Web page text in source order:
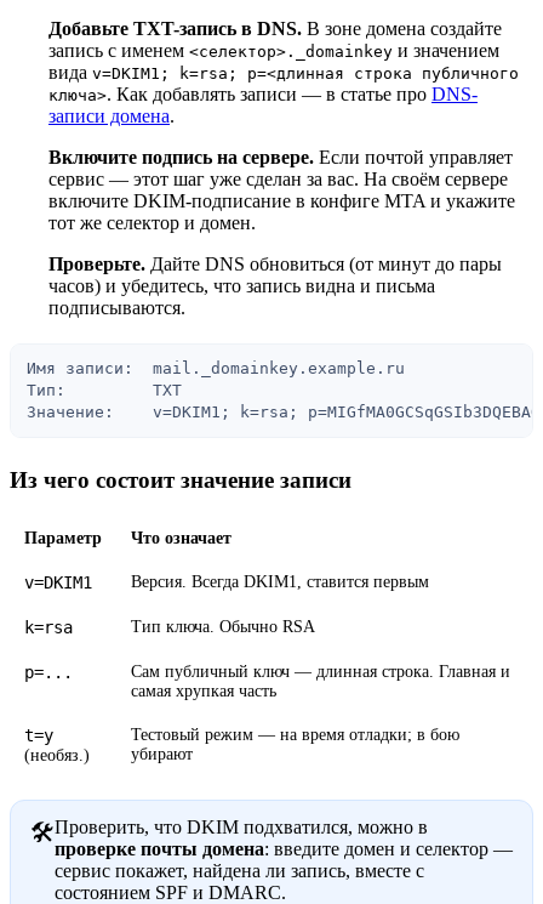
Добавьте TXT-запись в DNS. В зоне домена создайте
запись с именем <селектор>._domainkey и значением
вида v=DKIM1; k=rsa; p=<длинная строка публичного
ключа>. Как добавлять записи — в статье про DNS-
записи домена.
Включите подпись на сервере. Если почтой управляет
сервис — этот шаг уже сделан за вас. На своём сервере
включите DKIM-подписание в конфиге MTA и укажите
тот же селектор и домен.
Проверьте. Дайте DNS обновиться (от минут до пары
часов) и убедитесь, что запись видна и письма
подписываются.
Имя записи:  mail._domainkey.example.ru
Тип:         TXT
Значение:    v=DKIM1; k=rsa;
Из чего состоит значение записи
Параметр Что означает
v=DKIM1 Версия. Всегда DKIM1, ставится первым
k=rsa Тип ключа. Обычно RSA
p=...
Сам публичный ключ — длинная строка. Главная и
самая хрупкая часть
t=y
(необяз.)
Тестовый режим — на время отладки; в бою
убирают
🛠Проверить, что DKIM подхватился, можно в
проверке почты домена: введите домен и селектор —
сервис покажет, найдена ли запись, вместе с
состоянием SPF и DMARC.